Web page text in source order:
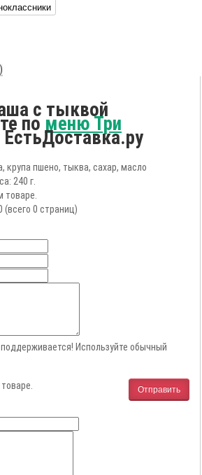
с тыквой
по меню Три
крупа пшено, тыква, сахар, масло
240 г.
товаре.
(всего 0 страниц)
поддерживается! Используйте обычный
Отправить